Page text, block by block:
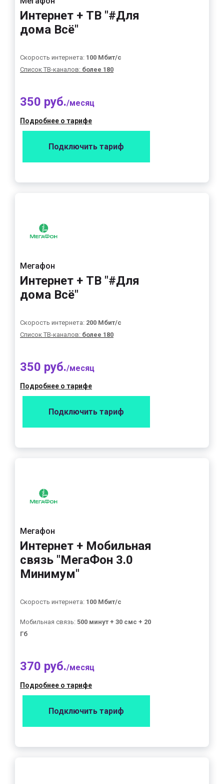
Интернет + ТВ "#Для
дома Всё"
Скорость интернета: 100 Мбит/с
Список ТВ-каналов: более 180
350 руб./месяц
Подробнее о тарифе
Подключить тариф
Мегафон
Интернет + ТВ "#Для
дома Всё"
Скорость интернета: 200 Мбит/с
Список ТВ-каналов: более 180
350 руб./месяц
Подробнее о тарифе
Подключить тариф
Мегафон
Интернет + Мобильная
связь "МегаФон 3.0
Минимум"
Скорость интернета: 100 Мбит/с
Мобильная связь: 500 минут + 30 смс + 20
Гб
370 руб./месяц
Подробнее о тарифе
Подключить тариф